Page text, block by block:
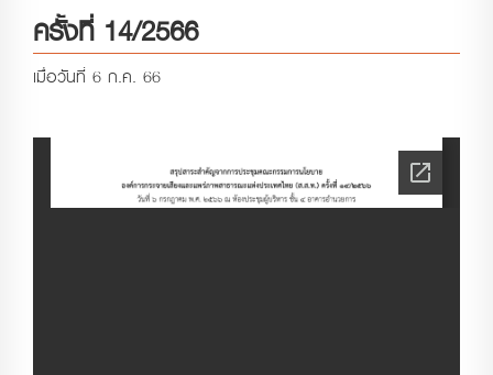
ครั้งที่ 14/2566
เมื่อวันที่ 6 ก.ค. 66